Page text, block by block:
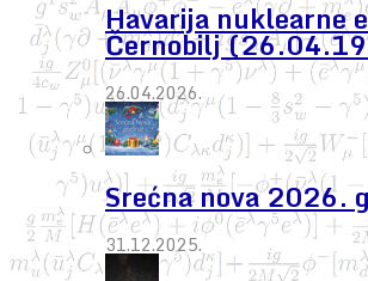
Havarija nuklearne
Černobilj
26.04.2026.
Srećna nova 2026.
31.12.2025.